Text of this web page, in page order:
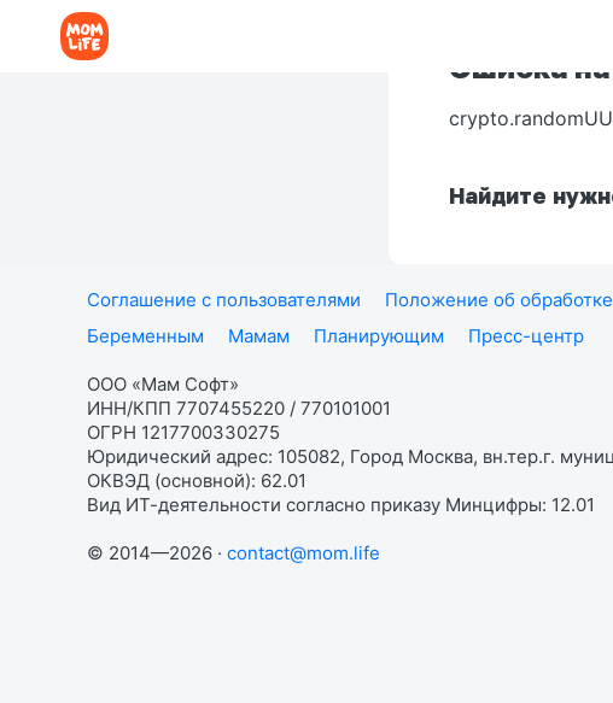
Ошибка
Найдите
Соглашение с пользователями Положение об
Беременным
Мамам Планирующим Пресс-центр
ООО «Мам Софт»
ИНН/КПП 7707455220 / 770101001
ОГРН 1217700330275
Юридический адрес: 105082, Город Москва, вн.тер.г.
ОКВЭД (основной): 62.01
Вид ИТ-деятельности согласно приказу Минцифры: 12.01
© 2014—2026 · contact@mom.life